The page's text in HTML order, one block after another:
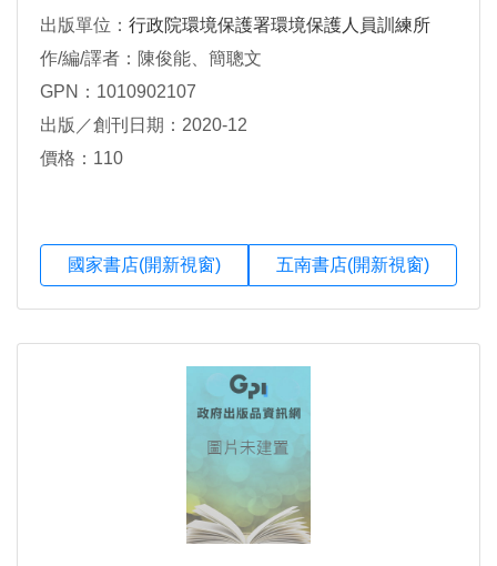
出版單位： 行政院環境保護署環境保護人員訓練所
作/編/譯者：陳俊能、簡聰文
GPN：1010902107
出版／創刊日期：2020-12
價格：110
國家書店(開新視窗) 五南書店(開新視窗)